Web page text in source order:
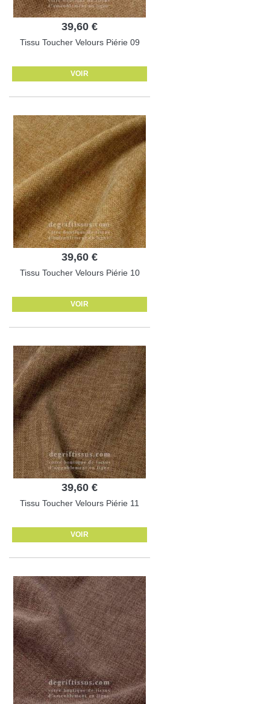
39,60 €
Tissu Toucher Velours Piérie 09
VOIR
39,60 €
Tissu Toucher Velours Piérie 10
VOIR
39,60 €
Tissu Toucher Velours Piérie 11
VOIR